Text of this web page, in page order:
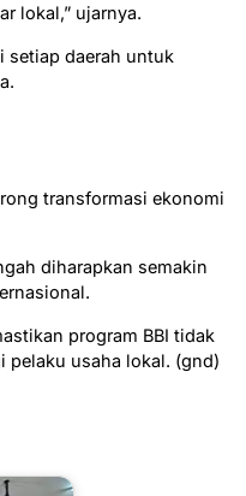
lokal,” ujarnya.
setiap daerah untuk
transformasi ekonomi
diharapkan semakin
program BBI tidak
pelaku usaha lokal. (gnd)